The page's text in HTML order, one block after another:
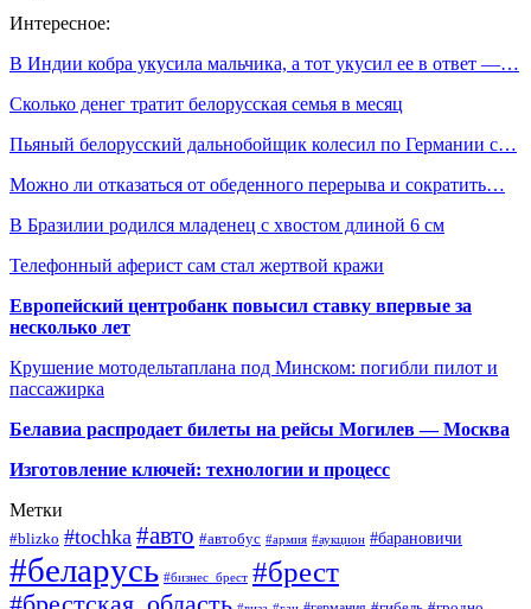
Интересное:
В Индии кобра укусила мальчика, а тот укусил ее в ответ —…
Сколько денег тратит белорусская семья в месяц
Пьяный белорусский дальнобойщик колесил по Германии с…
Можно ли отказаться от обеденного перерыва и сократить…
В Бразилии родился младенец с хвостом длиной 6 см
Телефонный аферист сам стал жертвой кражи
Европейский центробанк повысил ставку впервые за
несколько лет
Крушение мотодельтаплана под Минском: погибли пилот и
пассажирка
Белавиа распродает билеты на рейсы Могилев — Москва
Изготовление ключей: технологии и процесс
Метки
#blizko #tochka #авто #автобус #армия #аукцион #барановичи
#беларусь #бизнес_брест #брест